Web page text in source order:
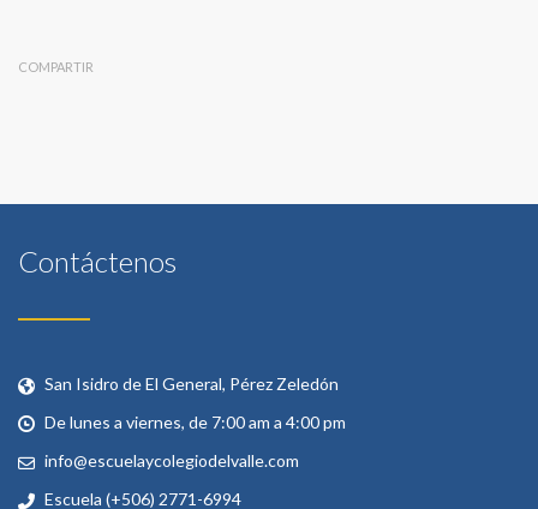
COMPARTIR
Contáctenos
San Isidro de El General, Pérez Zeledón
De lunes a viernes, de 7:00 am a 4:00 pm
info@escuelaycolegiodelvalle.com
Escuela (+506) 2771-6994